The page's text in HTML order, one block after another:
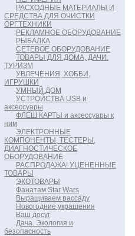
РАСХОДНЫЕ МАТЕРИАЛЫ И
СРЕДСТВА ДЛЯ ОЧИСТКИ
ОРГТЕХНИКИ
РЕКЛАМНОЕ ОБОРУДОВАНИЕ
РЫБАЛКА
СЕТЕВОЕ ОБОРУДОВАНИЕ
ТОВАРЫ ДЛЯ ДОМА, ДАЧИ.
ТУРИЗМ
УВЛЕЧЕНИЯ, ХОББИ,
ИГРУШКИ
УМНЫЙ ДОМ
УСТРОЙСТВА USB и
аксессуары
ФЛЕШ КАРТЫ и аксессуары к
ним
ЭЛЕКТРОННЫЕ
КОМПОНЕНТЫ, ТЕСТЕРЫ,
ДИАГНОСТИЧЕСКОЕ
ОБОРУДОВАНИЕ
РАСПРОДАЖА! УЦЕНЕННЫЕ
ТОВАРЫ
ЭКОТОВАРЫ
Фанатам Star Wars
Выращиваем рассаду
Новогодние украшения
Ваш досуг
Дача. Экология и
безопасность